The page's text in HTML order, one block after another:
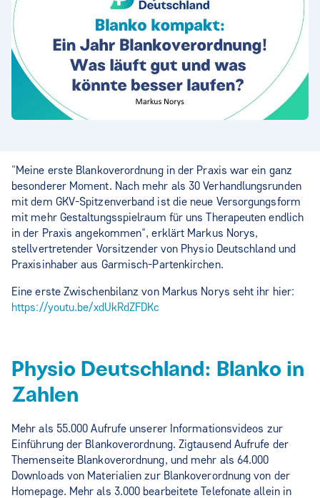
"Meine erste Blankoverordnung in der Praxis war ein ganz
besonderer Moment. Nach mehr als 30 Verhandlungsrunden
mit dem GKV-Spitzenverband ist die neue Versorgungsform
mit mehr Gestaltungsspielraum für uns Therapeuten endlich
in der Praxis angekommen“, erklärt Markus Norys,
stellvertretender Vorsitzender von Physio Deutschland und
Praxisinhaber aus Garmisch-Partenkirchen.
Eine erste Zwischenbilanz von Markus Norys seht ihr hier:
https://youtu.be/xdUkRdZFDKc
Physio Deutschland: Blanko in
Zahlen
Mehr als 55.000 Aufrufe unserer Informationsvideos zur
Einführung der Blankoverordnung. Zigtausend Aufrufe der
Themenseite Blankoverordnung, und mehr als 64.000
Downloads von Materialien zur Blankoverordnung von der
Homepage. Mehr als 3.000 bearbeitete Telefonate allein in